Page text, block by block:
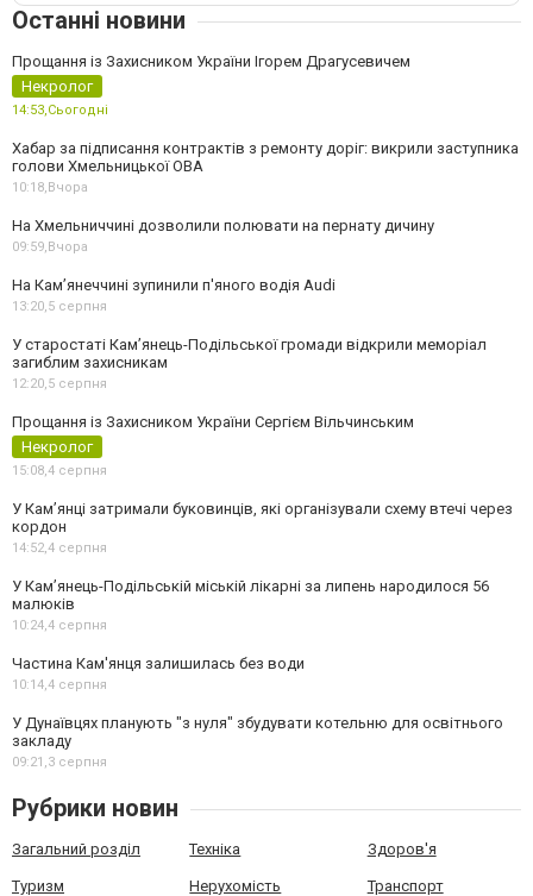
Останні новини
Прощання із Захисником України Ігорем Драгусевичем
Некролог
14:53,Сьогодні
Хабар за підписання контрактів з ремонту доріг: викрили заступника
голови Хмельницької ОВА
10:18,Вчора
На Хмельниччині дозволили полювати на пернату дичину
09:59,Вчора
На Камʼянеччині зупинили п'яного водія Audi
13:20,5 серпня
У старостаті Кам’янець-Подільської громади відкрили меморіал
загиблим захисникам
12:20,5 серпня
Прощання із Захисником України Сергієм Вільчинським
Некролог
15:08,4 серпня
У Кам’янці затримали буковинців, які організували схему втечі через
кордон
14:52,4 серпня
У Кам’янець-Подільській міській лікарні за липень народилося 56
малюків
10:24,4 серпня
Частина Кам'янця залишилась без води
10:14,4 серпня
У Дунаївцях планують "з нуля" збудувати котельню для освітнього
закладу
09:21,3 серпня
Рубрики новин
Загальний розділ Техніка Здоров'я
Туризм Нерухомість Транспорт